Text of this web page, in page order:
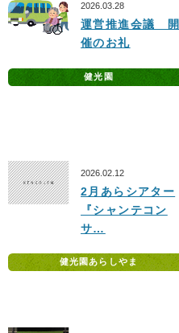
2026.03.28
運営推進会議 開
催のお礼
健光園
2026.02.12
2月あらシアター
『シャンテコン
サ…
健光園あらしやま